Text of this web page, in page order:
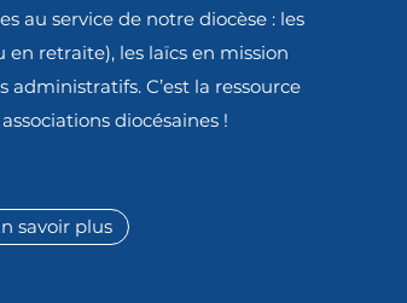
au service de notre diocèse : les
en retraite), les laïcs en mission
administratifs. C’est la ressource
diocésaines !
savoir plus